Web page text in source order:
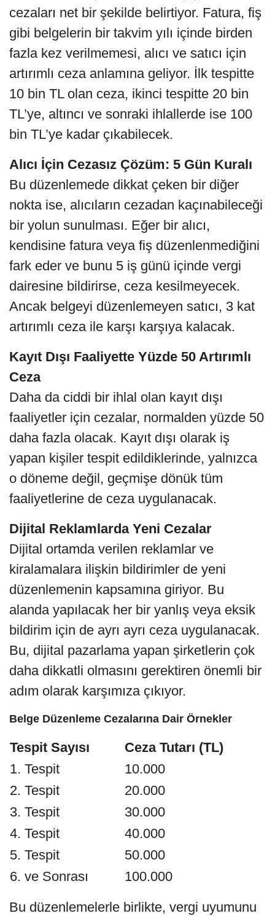
cezaları net bir şekilde belirtiyor. Fatura, fiş
gibi belgelerin bir takvim yılı içinde birden
fazla kez verilmemesi, alıcı ve satıcı için
artırımlı ceza anlamına geliyor. İlk tespitte
10 bin TL olan ceza, ikinci tespitte 20 bin
TL’ye, altıncı ve sonraki ihlallerde ise 100
bin TL’ye kadar çıkabilecek.
Alıcı İçin Cezasız Çözüm: 5 Gün Kuralı
Bu düzenlemede dikkat çeken bir diğer
nokta ise, alıcıların cezadan kaçınabileceği
bir yolun sunulması. Eğer bir alıcı,
kendisine fatura veya fiş düzenlenmediğini
fark eder ve bunu 5 iş günü içinde vergi
dairesine bildirirse, ceza kesilmeyecek.
Ancak belgeyi düzenlemeyen satıcı, 3 kat
artırımlı ceza ile karşı karşıya kalacak.
Kayıt Dışı Faaliyette Yüzde 50 Artırımlı
Ceza
Daha da ciddi bir ihlal olan kayıt dışı
faaliyetler için cezalar, normalden yüzde 50
daha fazla olacak. Kayıt dışı olarak iş
yapan kişiler tespit edildiklerinde, yalnızca
o döneme değil, geçmişe dönük tüm
faaliyetlerine de ceza uygulanacak.
Dijital Reklamlarda Yeni Cezalar
Dijital ortamda verilen reklamlar ve
kiralamalara ilişkin bildirimler de yeni
düzenlemenin kapsamına giriyor. Bu
alanda yapılacak her bir yanlış veya eksik
bildirim için de ayrı ayrı ceza uygulanacak.
Bu, dijital pazarlama yapan şirketlerin çok
daha dikkatli olmasını gerektiren önemli bir
adım olarak karşımıza çıkıyor.
Belge Düzenleme Cezalarına Dair Örnekler
Tespit Sayısı
Ceza Tutarı (TL)
1. Tespit
10.000
2. Tespit
20.000
3. Tespit
30.000
4. Tespit
40.000
5. Tespit
50.000
6. ve Sonrası
100.000
Bu düzenlemelerle birlikte, vergi uyumunu